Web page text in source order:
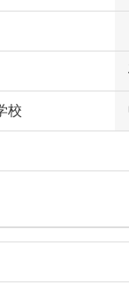
校